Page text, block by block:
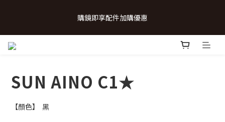
卡/情人卡(2選1)
購鏡即享配件加購優惠
💗致...特別的日子💗 | 全館任選 贈奶呼呼品牌明信片(乙張) *生日
SUN AINO C1★
【顏色】  黑